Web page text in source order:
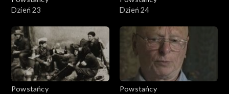
Dzień 23
Dzień 24
Powstańcy
Powstańcy